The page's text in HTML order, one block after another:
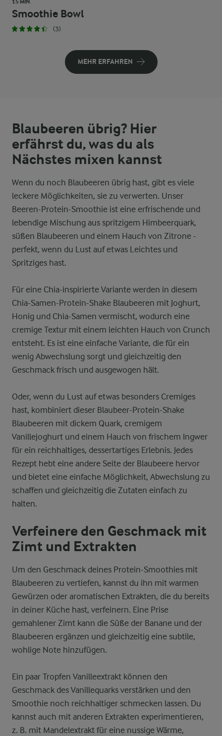
15 MIN.
Smoothie Bowl
(3)
MEHR ERFAHREN
Blaubeeren übrig? Hier
erfährst du, was du als
Nächstes mixen kannst
Wenn du noch Blaubeeren übrig hast, gibt es viele
leckere Möglichkeiten, sie zu verwerten. Unser
Beeren-Protein-Smoothie ist eine erfrischende und
lebendige Mischung aus spritzigem Himbeerquark,
süßen Blaubeeren und einem Hauch von Zitrone -
perfekt, wenn du Lust auf etwas Leichtes und
Spritziges hast.
Für eine Chia-inspirierte Variante werden in diesem
Chia-Samen-Protein-Shake Blaubeeren mit Joghurt,
Honig und Chia-Samen vermischt, wodurch eine
cremige Textur mit einem leichten Hauch von Crunch
entsteht. Es ist eine einfache Variante, die für ein
wenig Abwechslung sorgt und gleichzeitig den
Geschmack frisch und ausgewogen hält.
Oder, wenn du Lust auf etwas besonders Cremiges
hast, kombiniert dieser Blaubeer-Protein-Shake
Blaubeeren mit dickem Quark, cremigem
Vanillejoghurt und einem Hauch von frischem Ingwer
für ein reichhaltiges, dessertartiges Erlebnis. Jedes
Rezept hebt eine andere Seite der Blaubeere hervor
und bietet eine einfache Möglichkeit, Abwechslung zu
schaffen und gleichzeitig die Zutaten einfach zu
halten.
Verfeinere den Geschmack mit
Zimt und Extrakten
Um den Geschmack deines Protein-Smoothies mit
Blaubeeren zu vertiefen, kannst du ihn mit warmen
Gewürzen oder aromatischen Extrakten, die du bereits
in deiner Küche hast, verfeinern. Eine Prise
gemahlener Zimt kann die Süße der Banane und der
Blaubeeren ergänzen und gleichzeitig eine subtile,
wohlige Note hinzufügen.
Ein paar Tropfen Vanilleextrakt können den
Geschmack des Vanillequarks verstärken und den
Smoothie noch reichhaltiger schmecken lassen. Du
kannst auch mit anderen Extrakten experimentieren,
z. B. mit Mandelextrakt für eine nussige Wärme,